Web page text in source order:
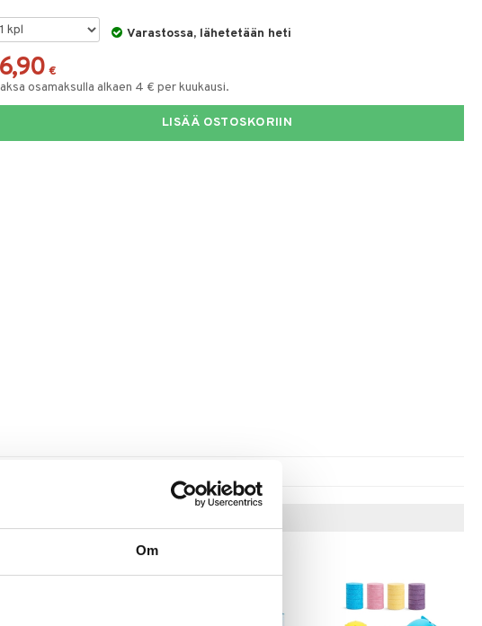
Om
Varastossa, lähetetään heti
€
osamaksulla alkaen 4 € per kuukausi.
LISÄÄ OSTOSKORIIN